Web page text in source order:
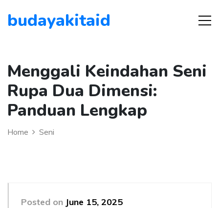
budayakitaid
Menggali Keindahan Seni
Rupa Dua Dimensi:
Panduan Lengkap
Home Seni
Posted on June 15, 2025